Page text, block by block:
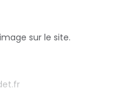
sur le site.